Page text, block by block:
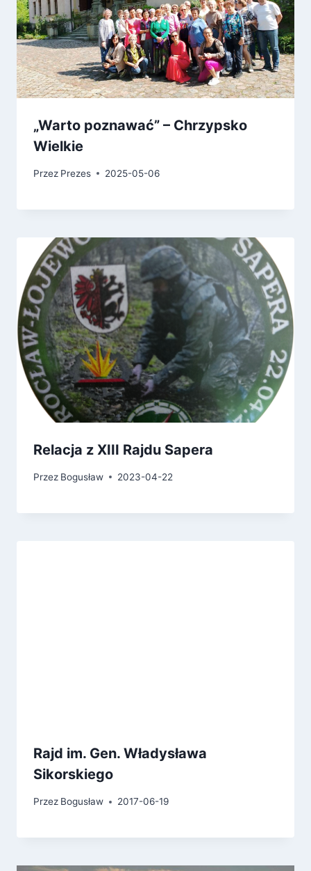
„Warto poznawać” – Chrzypsko
Wielkie
Przez Prezes 2025-05-06
Relacja z XIII Rajdu Sapera
Przez Bogusław 2023-04-22
Rajd im. Gen. Władysława
Sikorskiego
Przez Bogusław 2017-06-19